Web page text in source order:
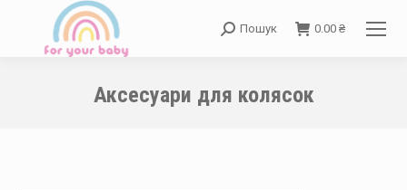
Search:
Пошук 0.00 ₴
Аксесуари для колясок